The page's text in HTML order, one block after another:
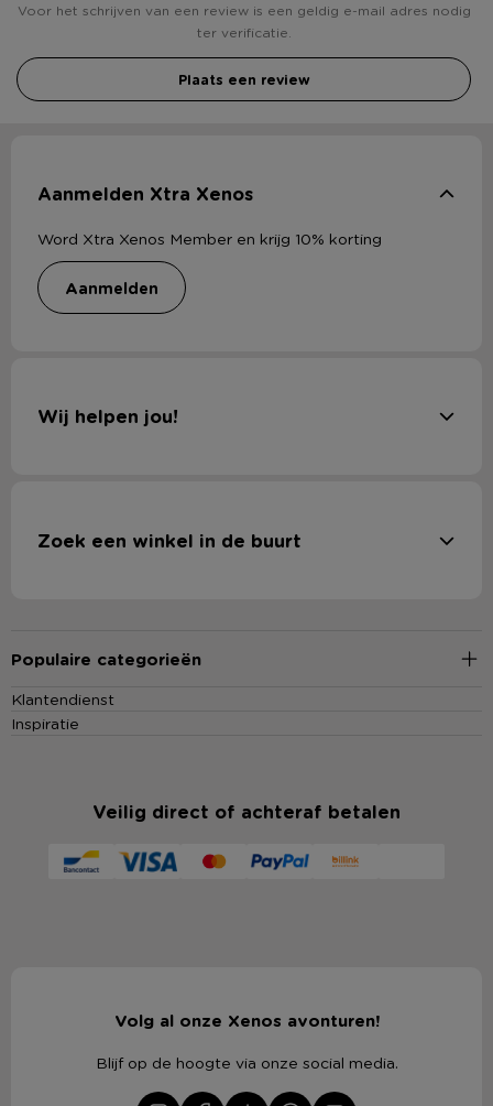
Voor het schrijven van een review is een geldig e-mail adres nodig
ter verificatie.
Plaats een review
Aanmelden Xtra Xenos
Word Xtra Xenos Member en krijg 10% korting
aanmelden
Wij helpen jou!
Zoek een winkel in de buurt
Populaire categorieën
Klantendienst
Inspiratie
Veilig direct of achteraf betalen
Volg al onze Xenos avonturen!
Blijf op de hoogte via onze social media.